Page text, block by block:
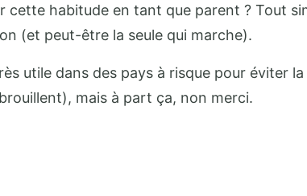
cette habitude en tant que parent ? Tout
(et peut-être la seule qui marche).
utile dans des pays à risque pour éviter
mais à part ça, non merci.